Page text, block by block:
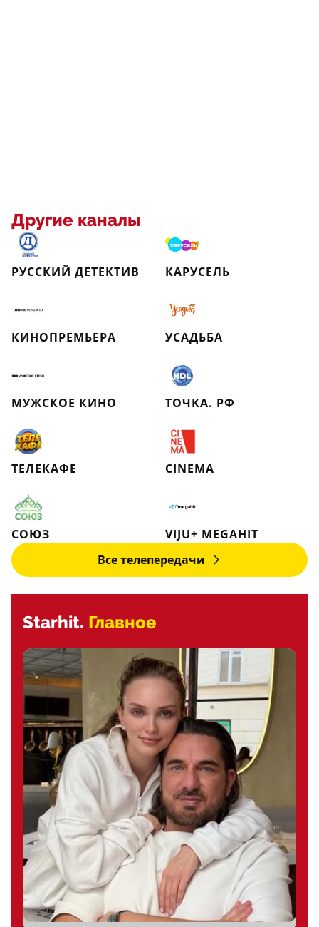
Другие каналы
РУССКИЙ ДЕТЕКТИВ КАРУСЕЛЬ
КИНОПРЕМЬЕРА УСАДЬБА
МУЖСКОЕ КИНО ТОЧКА. РФ
ТЕЛЕКАФЕ CINEMA
СОЮЗ
VIJU+ MEGAHIT
Все телепередачи
Starhit. Главное